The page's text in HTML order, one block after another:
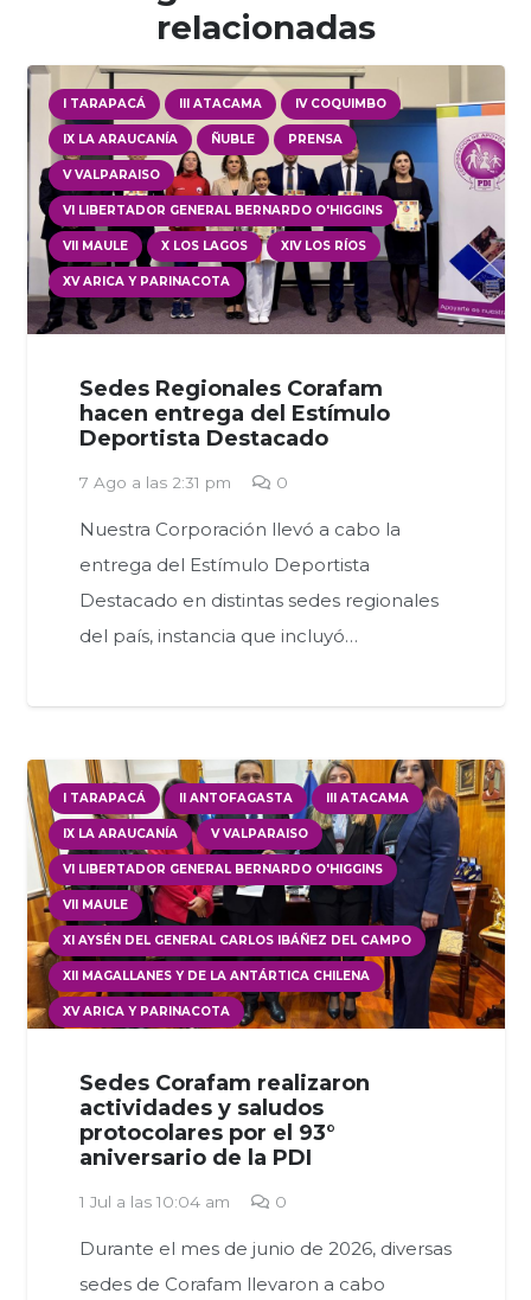
relacionadas
I TARAPACÁ III ATACAMA IV COQUIMBO
IX LA ARAUCANÍA ÑUBLE PRENSA
V VALPARAISO
VI LIBERTADOR GENERAL BERNARDO O'HIGGINS
VII MAULE X LOS LAGOS XIV LOS RÍOS
XV ARICA Y PARINACOTA
Sedes Regionales Corafam
hacen entrega del Estímulo
Deportista Destacado
7 Ago a las 2:31 pm 0
Nuestra Corporación llevó a cabo la
entrega del Estímulo Deportista
Destacado en distintas sedes regionales
del país, instancia que incluyó…
I TARAPACÁ II ANTOFAGASTA III ATACAMA
IX LA ARAUCANÍA V VALPARAISO
VI LIBERTADOR GENERAL BERNARDO O'HIGGINS
VII MAULE
XI AYSÉN DEL GENERAL CARLOS IBÁÑEZ DEL CAMPO
XII MAGALLANES Y DE LA ANTÁRTICA CHILENA
XV ARICA Y PARINACOTA
Sedes Corafam realizaron
actividades y saludos
protocolares por el 93°
aniversario de la PDI
1 Jul a las 10:04 am 0
Durante el mes de junio de 2026, diversas
sedes de Corafam llevaron a cabo